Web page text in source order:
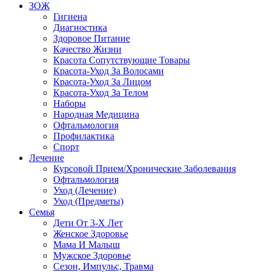
ЗОЖ
Гигиена
Диагностика
Здоровое Питание
Качество Жизни
Красота Сопутствующие Товары
Красота-Уход За Волосами
Красота-Уход За Лицом
Красота-Уход За Телом
Наборы
Народная Медицина
Офтальмология
Профилактика
Спорт
Лечение
Курсовой Прием/Хронические Заболевания
Офтальмология
Уход (Лечение)
Уход (Предметы)
Семья
Дети От 3-Х Лет
Женское Здоровье
Мама И Малыш
Мужское Здоровье
Сезон, Импульс, Травма